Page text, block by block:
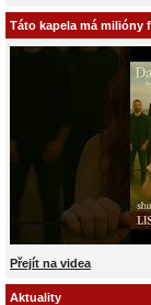
Táto kapela má milióny
Přejít na videa
Aktuality